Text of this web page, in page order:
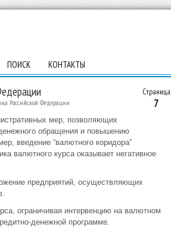
ПОИСК КОНТАКТЫ
Страница
7
Российской Федерации
мер, позволяющих
обращения и повышению
введение “валютного коридора”
валютного курса оказывает негативное
предприятий, осуществляющих
ограничивая интервенцию на валютном
денежной программе.